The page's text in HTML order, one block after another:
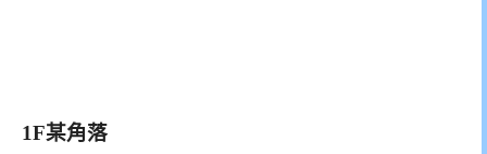
1F某角落